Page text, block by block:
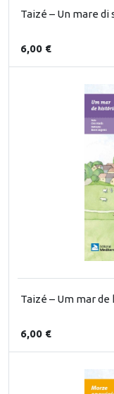
Taizé – Un mare di
6,00 €
Taizé – Um mar de
6,00 €